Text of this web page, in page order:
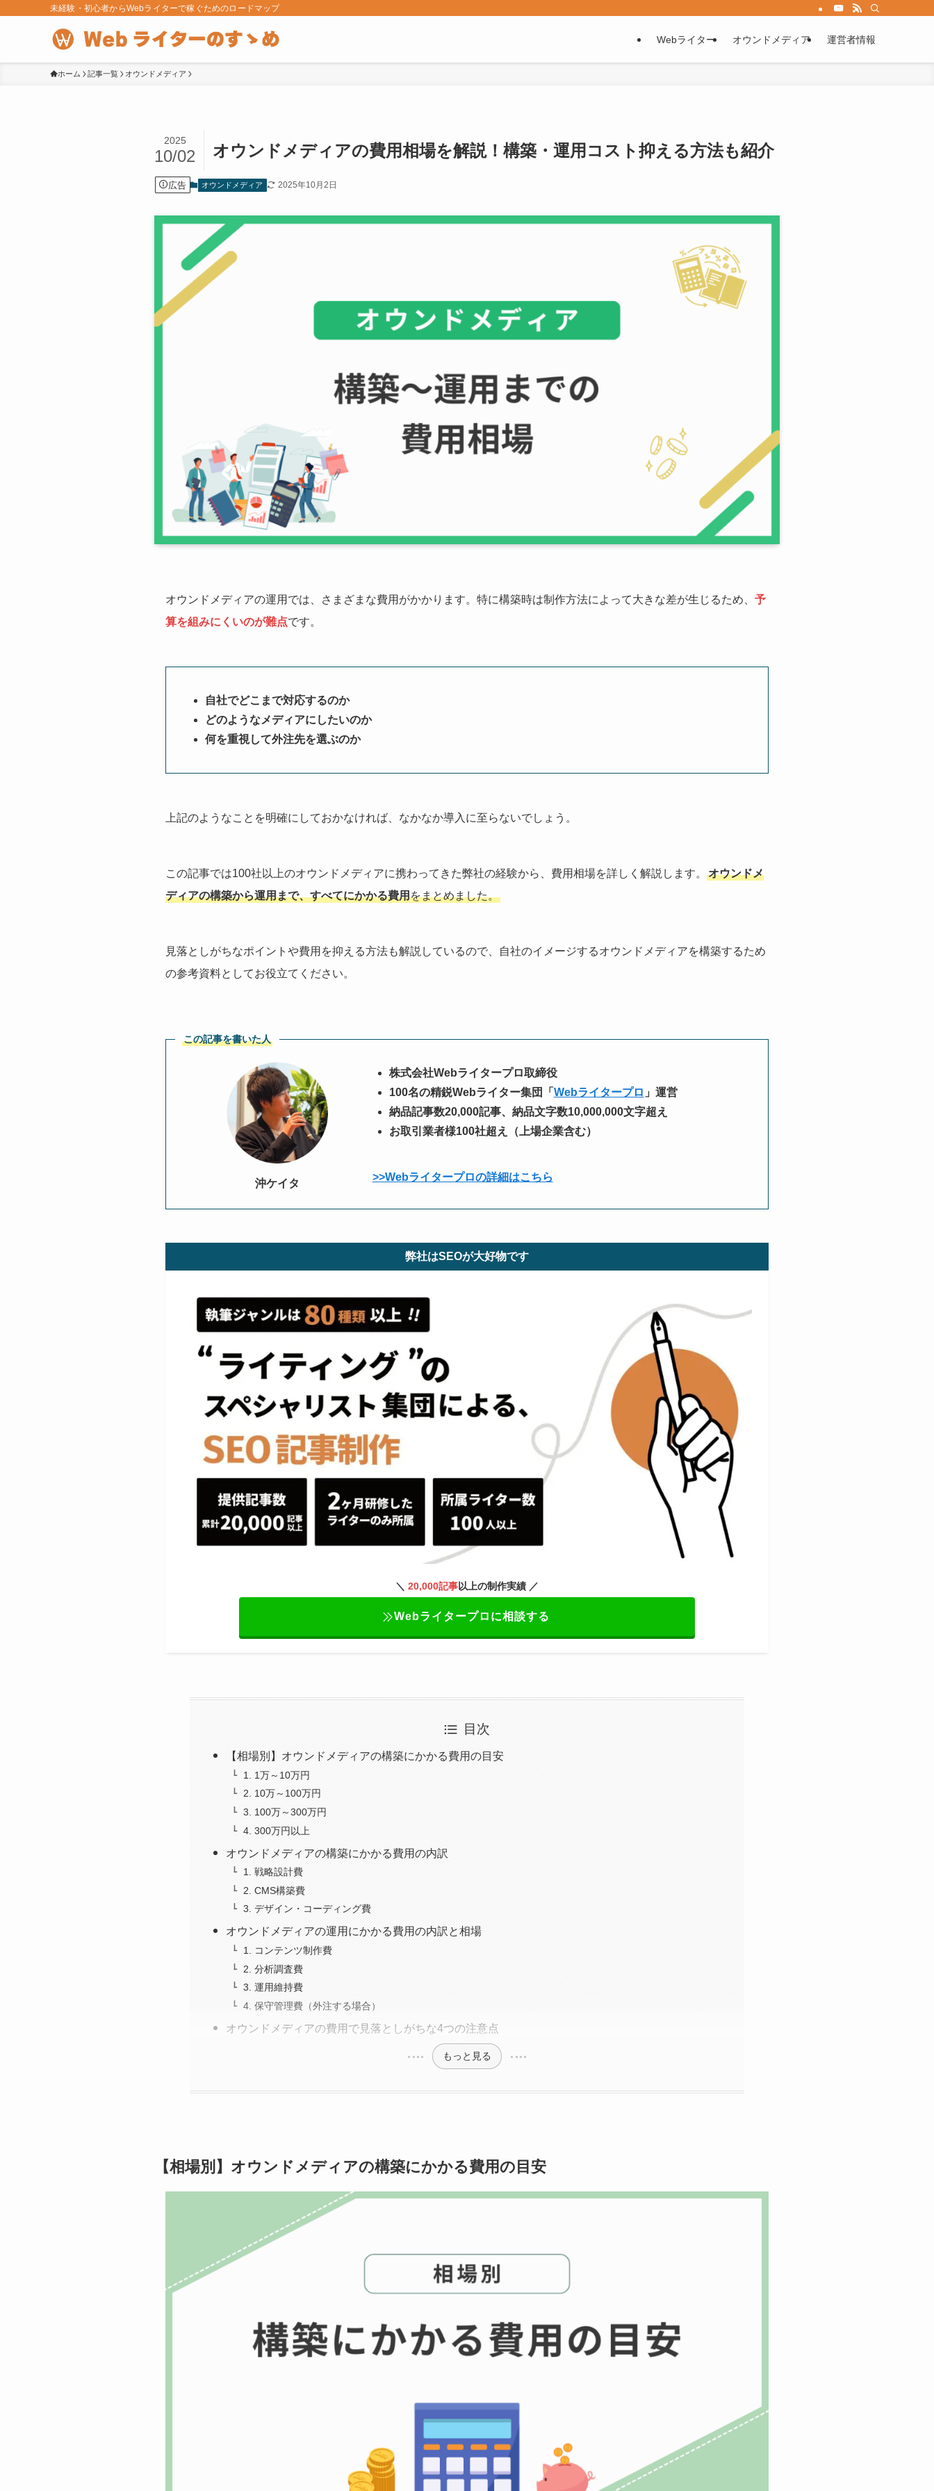
未経験・初心者からWebライターで稼ぐためのロードマップ
Webライター オウンドメディア 運営者情報
ホーム 記事一覧 オウンドメディア
オウンドメディアの費用相場を解説！構築・運用コスト抑える方法も紹介
2025
10/02
広告 オウンドメディア 2025年10月2日
オウンドメディアの運用では、さまざまな費用がかかります。特に構築時は制作方法によって大きな差が生じるため、 予
算を組みにくいのが難点です。
自社でどこまで対応するのか
どのようなメディアにしたいのか
何を重視して外注先を選ぶのか
上記のようなことを明確にしておかなければ、なかなか導入に至らないでしょう。
この記事では100社以上のオウンドメディアに携わってきた弊社の経験から、費用相場を詳しく解説します。
オウンドメ
ディアの構築から運用まで、すべてにかかる費用をまとめました。
見落としがちなポイントや費用を抑える方法も解説しているので、自社のイメージするオウンドメディアを構築するため
の参考資料としてお役立てください。
この記事を書いた人
沖ケイタ
株式会社Webライタープロ取締役
100名の精鋭Webライター集団「 Webライタープロ 」運営
納品記事数20,000記事、納品文字数10,000,000文字超え
お取引業者様100社超え（上場企業含む）
>>Webライタープロの詳細はこちら
弊社はSEOが大好物です
＼ 20,000記事以上の制作実績 ／
Webライタープロに相談する
目次
【相場別】オウンドメディアの構築にかかる費用の目安
1. 1万～10万円
2. 10万～100万円
3. 100万～300万円
4. 300万円以上
オウンドメディアの構築にかかる費用の内訳
1. 戦略設計費
2. CMS構築費
3. デザイン・コーディング費
オウンドメディアの運用にかかる費用の内訳と相場
1. コンテンツ制作費
2. 分析調査費
3. 運用維持費
4. 保守管理費（外注する場合）
オウンドメディアの費用で見落としがちな4つの注意点
もっと見る
【相場別】オウンドメディアの構築にかかる費用の目安